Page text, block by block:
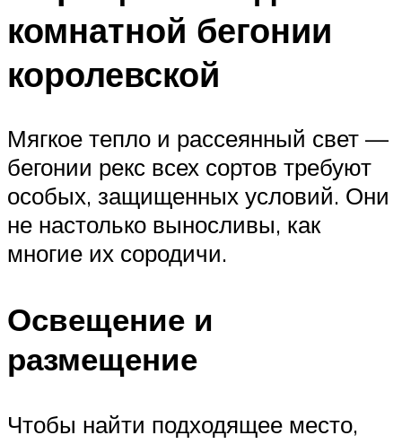
комнатной бегонии
королевской
Мягкое тепло и рассеянный свет —
бегонии рекс всех сортов требуют
особых, защищенных условий. Они
не настолько выносливы, как
многие их сородичи.
Освещение и
размещение
Чтобы найти подходящее место,